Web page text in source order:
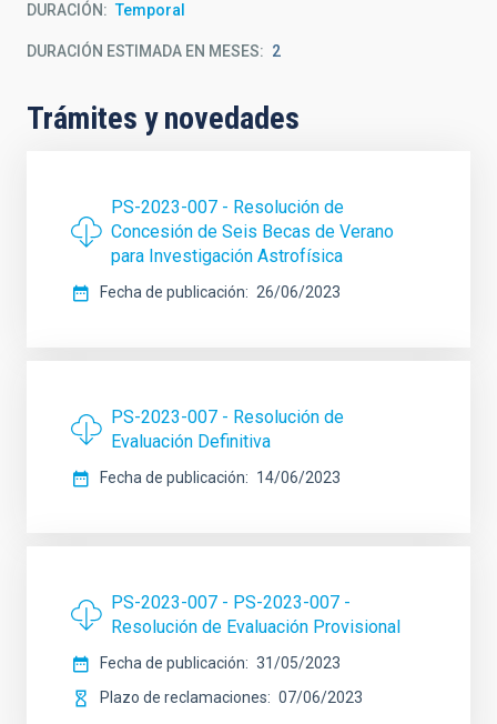
DURACIÓN Temporal
DURACIÓN ESTIMADA EN MESES 2
Trámites y novedades
PS-2023-007 - Resolución de
Concesión de Seis Becas de Verano
para Investigación Astrofísica
Fecha de publicación 26/06/2023
PS-2023-007 - Resolución de
Evaluación Definitiva
Fecha de publicación 14/06/2023
PS-2023-007 - PS-2023-007 -
Resolución de Evaluación Provisional
Fecha de publicación
31/05/2023
Plazo de reclamaciones
07/06/2023